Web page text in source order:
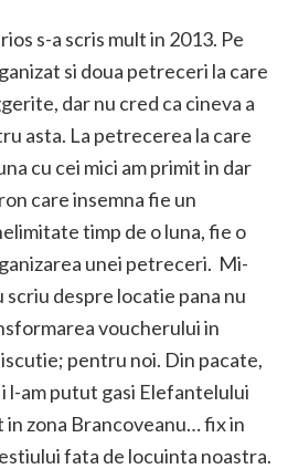
s-a scris mult in 2013. Pe
si doua petreceri la care
dar nu cred ca cineva a
asta. La petrecerea la care
cu cei mici am primit in dar
care insemna fie un
timp de o luna, fie o
unei petreceri. Mi-
scriu despre locatie pana nu
voucherului in
pentru noi. Din pacate,
l-am putut gasi Elefantelului
in zona Brancoveanu… fix in
fata de locuinta noastra.